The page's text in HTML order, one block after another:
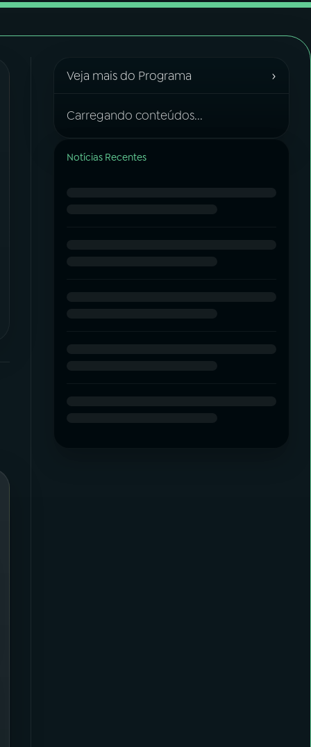
Veja mais do Programa ›
Carregando conteúdos...
Notícias Recentes